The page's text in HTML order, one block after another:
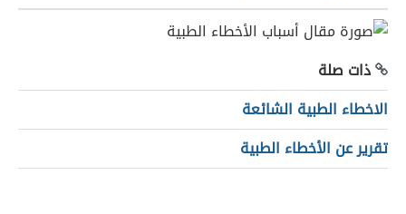
ذات صلة
الاخطاء الطبية الشائعة
تقرير عن الأخطاء الطبية